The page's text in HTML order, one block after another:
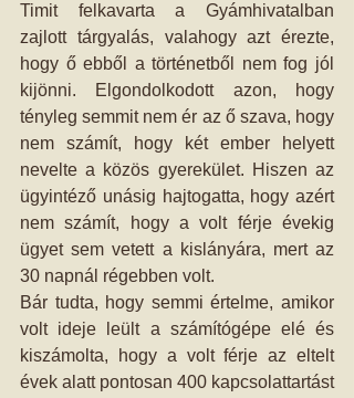
Timit felkavarta a Gyámhivatalban
zajlott tárgyalás, valahogy azt érezte,
hogy ő ebből a történetből nem fog jól
kijönni. Elgondolkodott azon, hogy
tényleg semmit nem ér az ő szava, hogy
nem számít, hogy két ember helyett
nevelte a közös gyerekület. Hiszen az
ügyintéző unásig hajtogatta, hogy azért
nem számít, hogy a volt férje évekig
ügyet sem vetett a kislányára, mert az
30 napnál régebben volt.
Bár tudta, hogy semmi értelme, amikor
volt ideje leült a számítógépe elé és
kiszámolta, hogy a volt férje az eltelt
évek alatt pontosan 400 kapcsolattartást